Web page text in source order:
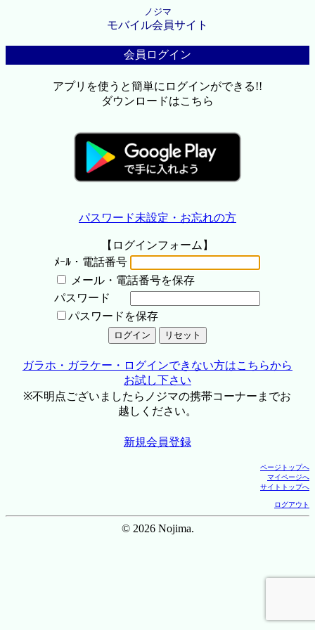
ノジマ
モバイル会員サイト
会員ログイン
アプリを使うと簡単にログインができる!!
ダウンロードはこちら
パスワード未設定・お忘れの方
【ログインフォーム】
ﾒｰﾙ・電話番号
メール・電話番号を保存
パスワード
パスワードを保存
ガラホ・ガラケー・ログインできない方はこちらから
お試し下さい
※不明点ございましたらノジマの携帯コーナーまでお
越しください。
新規会員登録
ページトップへ
マイページへ
サイトトップへ
ログアウト
© 2026 Nojima.